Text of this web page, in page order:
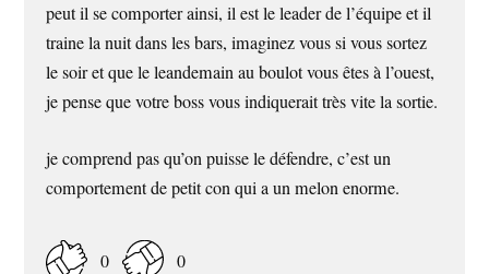
peut il se comporter ainsi, il est le leader de l’équipe et il
traine la nuit dans les bars, imaginez vous si vous sortez
le soir et que le leandemain au boulot vous êtes à l’ouest,
je pense que votre boss vous indiquerait très vite la sortie.
je comprend pas qu’on puisse le défendre, c’est un
comportement de petit con qui a un melon enorme.
0 0